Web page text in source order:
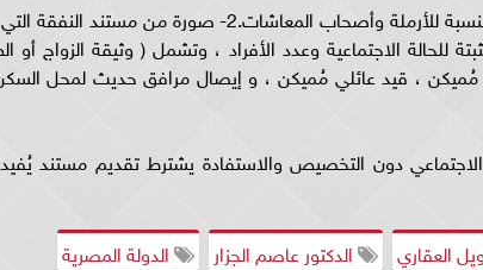
1- طابعة معتمدة ببيانات المعاش من التأمينات بالنسبة للأرملة وأصحاب المعاشات.2- صورة
المثبتة للحالة الاجتماعية وعدد الأفراد ، وتشمل ( وثيقة الزواج أو
مُميكن ، قيد عائلي مُميكن ، و إيصال مرافق حديث لمحل
دون التخصيص والاستفادة يشترط تقديم مستند
العقاري الدكتور عاصم الجزار الدولة المصرية